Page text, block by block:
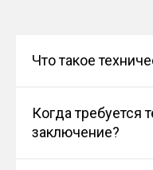
Что такое
Когда требуется
заключение?